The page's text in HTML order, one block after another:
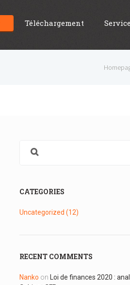
Téléchargement
CATEGORIES
Uncategorized (12)
RECENT COMMENTS
Nanko on
Loi de finances 2020 :